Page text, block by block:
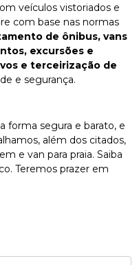
veículos vistoriados e
com base nas normas
de ônibus, vans
excursões e
e terceirização de
e segurança.
forma segura e barato, e
além dos citados,
e van para praia. Saiba
Teremos prazer em